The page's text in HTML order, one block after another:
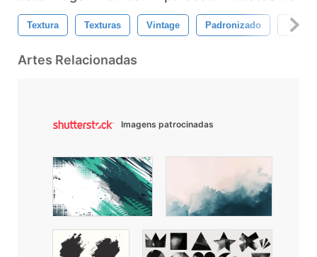
Textura Texturas Vintage Padronizado Sujo
Artes Relacionadas
Imagens patrocinadas